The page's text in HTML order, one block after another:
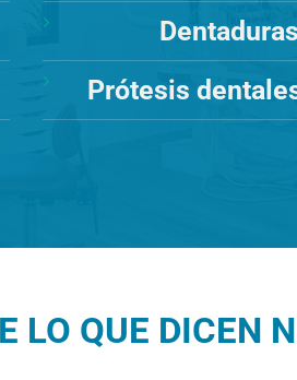
Prótesis
LO QUE DICEN